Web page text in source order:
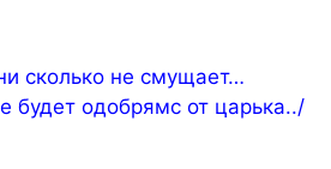
сколько не смущает…
будет одобрямс от царька../